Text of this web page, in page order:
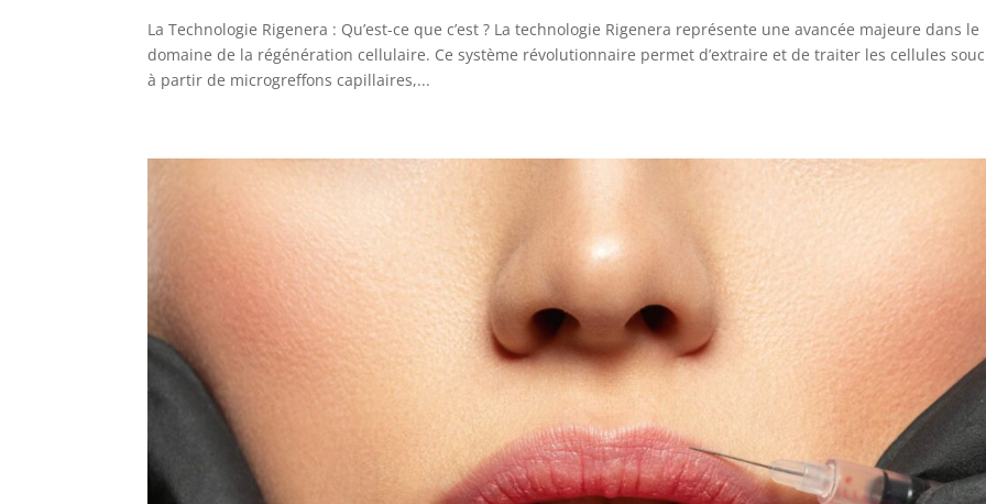
La Technologie Rigenera : Qu’est-ce que c’est ? La technologie Rigenera représente une avancée majeure dans le
domaine de la régénération cellulaire. Ce système révolutionnaire permet d’extraire et de traiter les cellules
à partir de microgreffons capillaires,...